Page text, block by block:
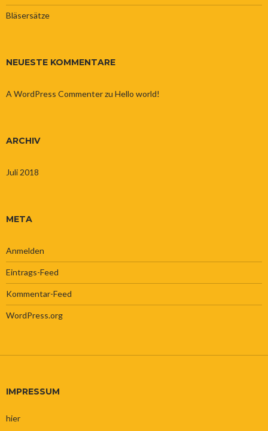
Bläsersätze
NEUESTE KOMMENTARE
A WordPress Commenterzu Hello world!
ARCHIV
Juli 2018
META
Anmelden
Eintrags-Feed
Kommentar-Feed
WordPress.org
IMPRESSUM
hier